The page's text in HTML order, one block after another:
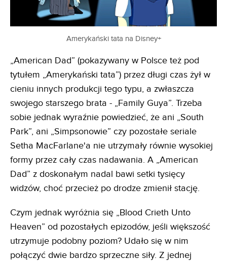
Amerykański tata na Disney+
„American Dad” (pokazywany w Polsce też pod
tytułem „Amerykański tata”) przez długi czas żył w
cieniu innych produkcji tego typu, a zwłaszcza
swojego starszego brata - „Family Guya”. Trzeba
sobie jednak wyraźnie powiedzieć, że ani „South
Park”, ani „Simpsonowie” czy pozostałe seriale
Setha MacFarlane'a nie utrzymały równie wysokiej
formy przez cały czas nadawania. A „American
Dad” z doskonałym nadal bawi setki tysięcy
widzów, choć przecież po drodze zmienił stację.
Czym jednak wyróżnia się „Blood Crieth Unto
Heaven” od pozostałych epizodów, jeśli większość
utrzymuje podobny poziom? Udało się w nim
połączyć dwie bardzo sprzeczne siły. Z jednej